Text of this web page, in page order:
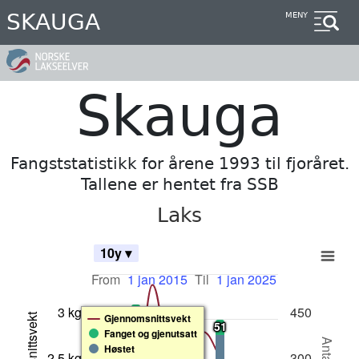
Hopp
til
hovedinnhold
SKAUGA MENY
Skauga
Fangststatistikk for årene 1993 til fjoråret.
Tallene er hentet fra SSB
Laks
189
189
51
51
From 1 jan 2015 Til 1 jan 2025
10y ▾
Gjennomsnittsvekt
Fanget og gjenutsatt
Høstet
3 kg 450